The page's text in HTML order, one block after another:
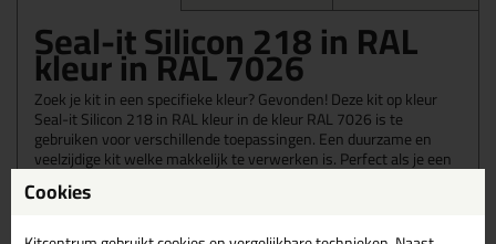
Seal-it Silicon 218 in RAL
kleur in RAL 7026
Zoek je kit in een specifieke kleur? Gevonden! Deze kit op kleur
Seal-it Silicon 218 in RAL kleur in de kleur RAL 7026 is te
gebruiken voor verschillende toepassingen. Een duurzame en
veelzijdige kit welke makkelijk te verwerken is. Perfect als je een
bijpassende kleur zoekt met gegarandeerd een topresultaat.
Bestel de Seal-it Silicon 218 in RAL kleur in kleur RAL 7026
Cookies